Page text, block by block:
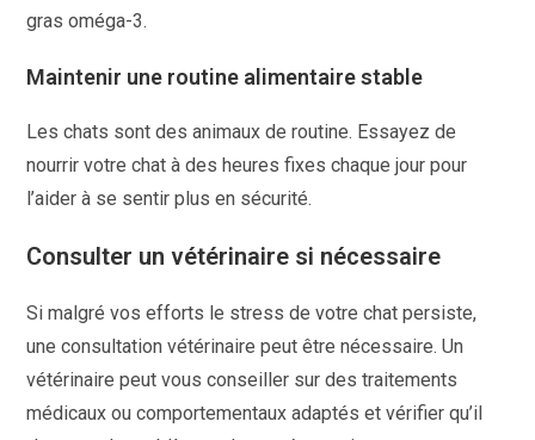
gras oméga-3.
Maintenir une routine alimentaire stable
Les chats sont des animaux de routine. Essayez de
nourrir votre chat à des heures fixes chaque jour pour
l’aider à se sentir plus en sécurité.
Consulter un vétérinaire si nécessaire
Si malgré vos efforts le stress de votre chat persiste,
une consultation vétérinaire peut être nécessaire. Un
vétérinaire peut vous conseiller sur des traitements
médicaux ou comportementaux adaptés et vérifier qu’il